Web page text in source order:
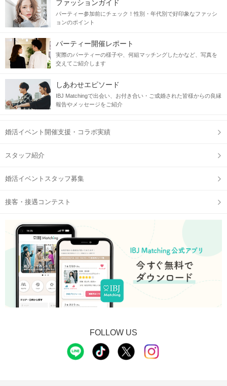
ファッションガイド
パーティー参加前にチェック！性別・年代別で好印象なファッシ
ョンのポイント
パーティー開催レポート
実際のパーティーの様子や、何組マッチングしたかなど、写真を
交えてご紹介します
しあわせエピソード
IBJ Matchingで出会い、お付き合い・ご成婚された皆様からの良縁
報告やメッセージをご紹介
婚活イベント開催支援・コラボ実績
スタッフ紹介
婚活イベントスタッフ募集
接客・接遇コンテスト
FOLLOW US